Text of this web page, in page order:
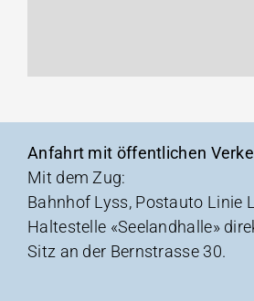
Anfahrt mit öffentlichen
Mit dem Zug:
Bahnhof Lyss, Postauto Linie
Haltestelle «Seelandhalle»
Sitz an der Bernstrasse 30.